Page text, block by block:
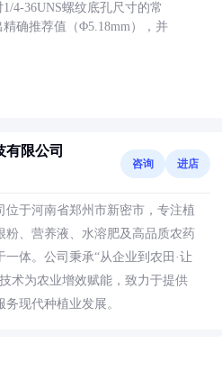
4-36UNS螺纹底孔尺寸的常
确推荐值（Φ5.18mm），并
有限公司
咨询 进店
于河南省郑州市新密市，专注植
、营养液、水溶肥及高品质农药
体。公司秉承“从企业到农田·让
术为农业增效赋能，致力于提供
现代种植业发展。